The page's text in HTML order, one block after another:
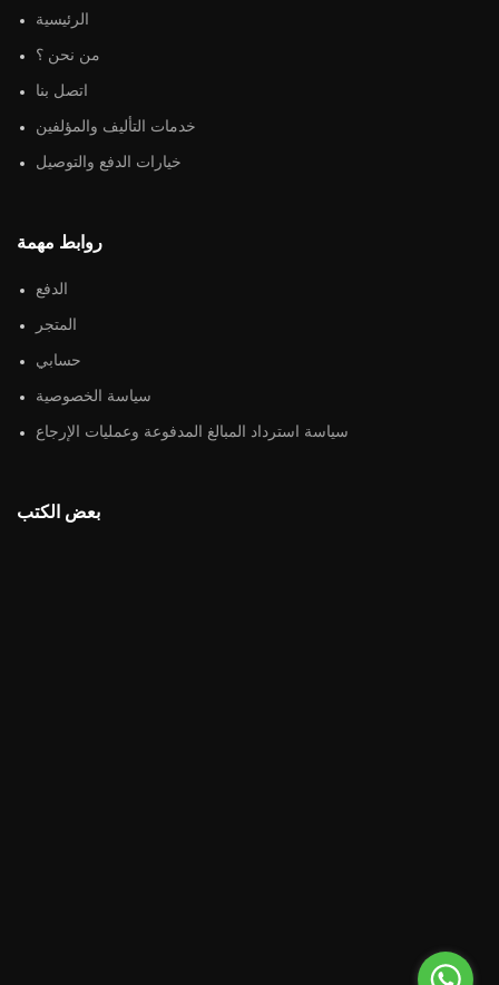
الرئيسية
من نحن ؟
اتصل بنا
خدمات التأليف والمؤلفين
خيارات الدفع والتوصيل
روابط مهمة
الدفع
المتجر
حسابي
سياسة الخصوصية
سياسة استرداد المبالغ المدفوعة وعمليات الإرجاع
بعض الكتب